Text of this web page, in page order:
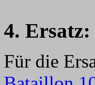
4. Ersatz:
Für die